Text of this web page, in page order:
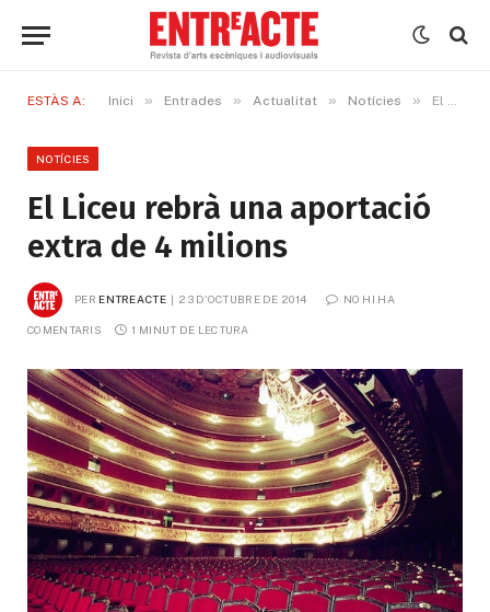
ESTÀS A: Inici » Entrades » Actualitat » Notícies » El Liceu rebrà una aportació extra de 4 milions
NOTÍCIES
El Liceu rebrà una aportació
extra de 4 milions
PER ENTREACTE 23 D'OCTUBRE DE 2014 NO HI HA
COMENTARIS 1 MINUT DE LECTURA